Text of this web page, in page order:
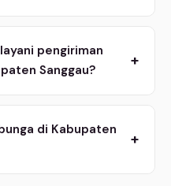
pengiriman
Sanggau?
+
di Kabupaten
+